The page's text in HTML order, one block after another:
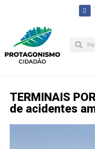
para
conteúdo
TERMINAIS
de acidentes